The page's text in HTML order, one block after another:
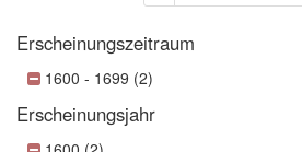
Erscheinungszeitraum
1600 - 1699 (2)
Erscheinungsjahr